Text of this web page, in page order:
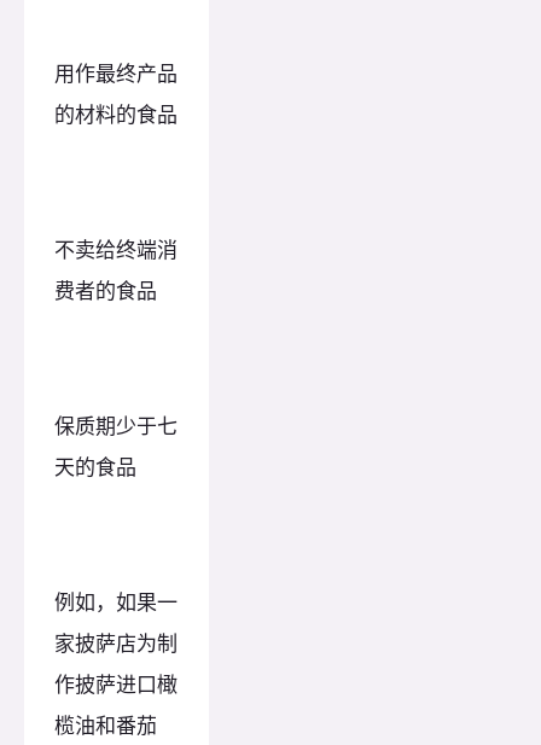
用作最终产品
的材料的食品
不卖给终端消
费者的食品
保质期少于七
天的食品
例如，如果一
家披萨店为制
作披萨进口橄
榄油和番茄